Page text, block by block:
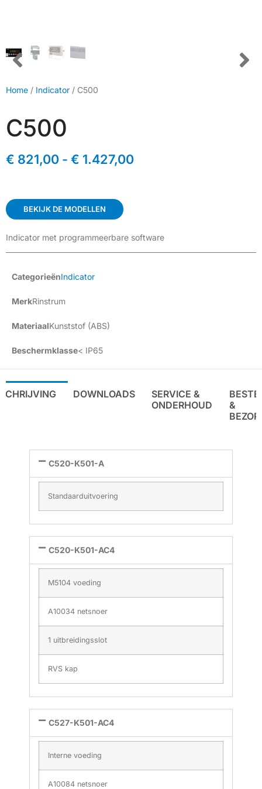
Home / Indicator / C500
C500
€ 821,00 - € 1.427,00
BEKIJK DE MODELLEN
Indicator met programmeerbare software
CategorieënIndicator
MerkRinstrum
MateriaalKunststof (ABS)
Beschermklasse< IP65
DOWNLOADS
SERVICE &
ONDERHOUD
&
C520-K501-A
Standaarduitvoering
C520-K501-AC4
M5104 voeding
A10034 netsnoer
1 uitbreidingsslot
RVS kap
C527-K501-AC4
Interne voeding
A10084 netsnoer